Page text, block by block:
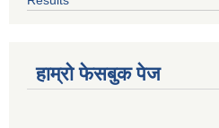
हाम्रो फेसबुक पेज